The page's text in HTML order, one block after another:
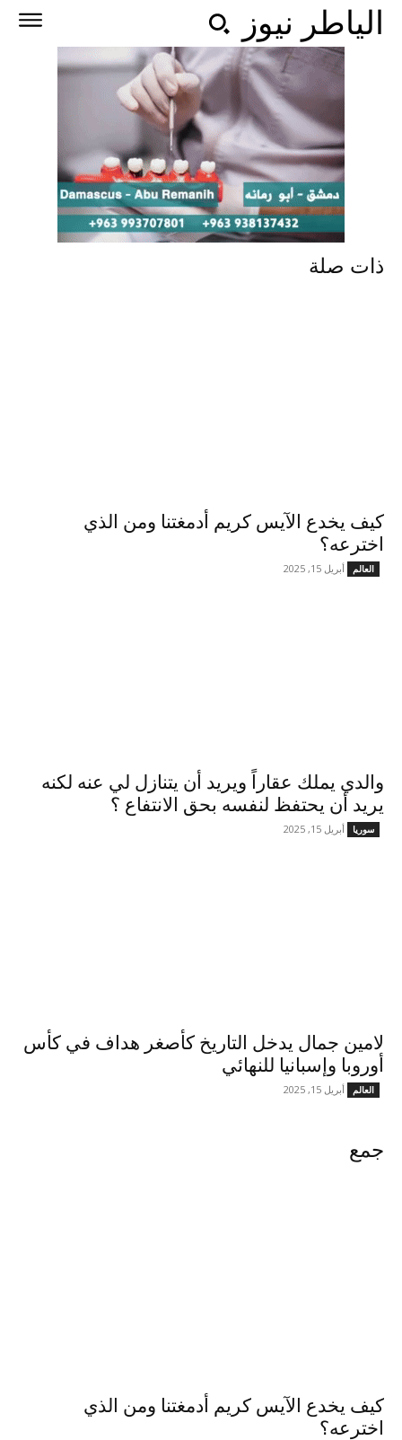
الياطر نيوز
ذات صلة
كيف يخدع الآيس كريم أدمغتنا ومن الذي
اخترعه؟
العالم أبريل 15, 2025
والدي يملك عقاراً ويريد أن يتنازل لي عنه لكنه
يريد أن يحتفظ لنفسه بحق الانتفاع ؟
سوريا أبريل 15, 2025
لامين جمال يدخل التاريخ كأصغر هداف في كأس
أوروبا وإسبانيا للنهائي
العالم أبريل 15, 2025
جمع
كيف يخدع الآيس كريم أدمغتنا ومن الذي
اخترعه؟